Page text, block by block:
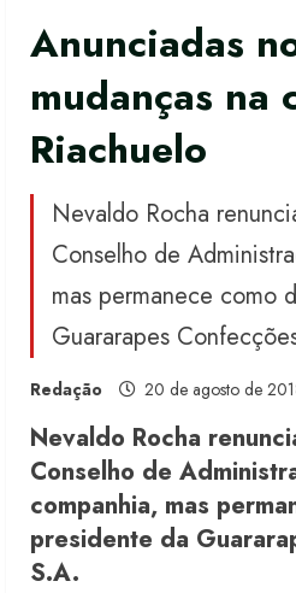
Anunciadas
mudanças na
Riachuelo
Nevaldo Rocha
Conselho de
mas permanece como
Guararapes
Redação 20 de agosto de
Nevaldo Rocha
Conselho de
companhia, mas
presidente da
S.A.